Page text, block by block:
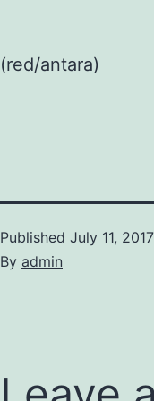
(red/antara)
Published July 11, 2017
By admin